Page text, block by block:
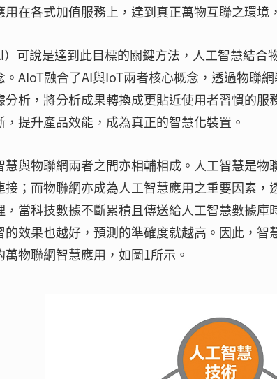
用在各式加值服務上，達到真正萬物互聯之環境
）可說是達到此目標的關鍵方法，人工智慧結合
。AIoT融合了AI與IoT兩者核心概念，透過物聯
分析，將分析成果轉換成更貼近使用者習慣的
，提升產品效能，成為真正的智慧化裝置。
慧與物聯網兩者之間亦相輔相成。人工智慧是
接；而物聯網亦成為人工智慧應用之重要因素
，當科技數據不斷累積且傳送給人工智慧數據
的效果也越好，預測的準確度就越高。因此，
物聯網智慧應用，如圖1所示。